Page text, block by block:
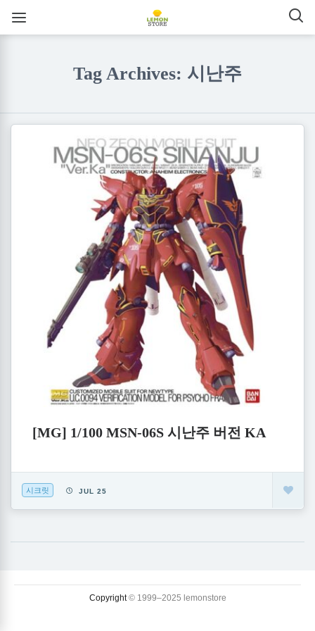
Tag Archives: 시난주
[MG] 1/100 MSN-06S 시난주 버전 KA
시크릿 JUL 25
Copyright© 1999–2025 lemonstore